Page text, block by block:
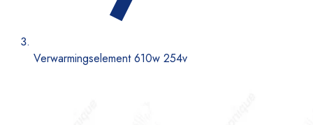
Verwarmingselement 610w 254v